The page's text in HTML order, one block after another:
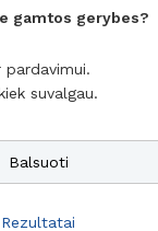
gamtos gerybes?
pardavimui.
suvalgau.
Rezultatai